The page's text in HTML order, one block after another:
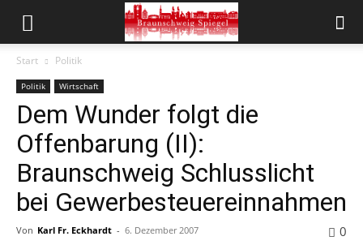
Start Politik
Politik Wirtschaft
Dem Wunder folgt die
Offenbarung (II):
Braunschweig Schlusslicht
bei Gewerbesteuereinnahmen
Von Karl Fr. Eckhardt - 6. Dezember 2007 0